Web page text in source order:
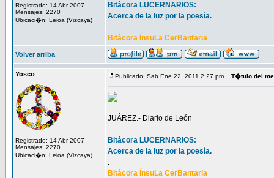
Registrado: 14 Abr 2007
Mensajes: 2270
Ubicaci�n: Leioa (Vizcaya)
Bitácora LUCERNARIOS:
Acerca de la luz por la poesía.
.
Bitácora ÍnsuLa CerBantaria
Volver arriba
Yosco
Registrado: 14 Abr 2007
Mensajes: 2270
Ubicaci�n: Leioa (Vizcaya)
Publicado: Sab Ene 22, 2011 2:27 pm T�tulo del
JUÁREZ.- Diario de León
Bitácora LUCERNARIOS:
Acerca de la luz por la poesía.
.
Bitácora ÍnsuLa CerBantaria